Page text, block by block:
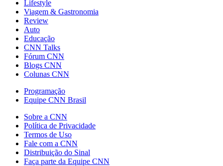
Lifestyle
Viagem & Gastronomia
Review
Auto
Educação
CNN Talks
Fórum CNN
Blogs CNN
Colunas CNN
Programação
Equipe CNN Brasil
Sobre a CNN
Política de Privacidade
Termos de Uso
Fale com a CNN
Distribuição do Sinal
Faça parte da Equipe CNN